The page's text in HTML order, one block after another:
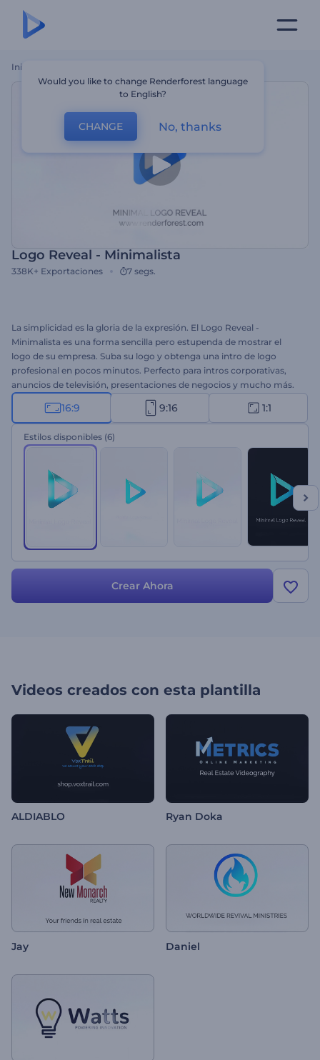
Inicio
Logo Reveal - Minimalista
338K+ Exportaciones 7 segs.
La simplicidad es la gloria de la expresión. El Logo Reveal -
Minimalista es una forma sencilla pero estupenda de mostrar el
logo de su empresa. Suba su logo y obtenga una intro de logo
profesional en pocos minutos. Perfecto para intros corporativas,
anuncios de televisión, presentaciones de negocios y mucho más.
Sienta el poder de la simplicidad y haga que su marca brille con
encanto. ¡Pruebe ahora mismo el Logo Reveal - Minimalista de
forma gratuita!
16:9 9:16 1:1
Estilos disponibles (6)
Crear Ahora
Videos creados con esta plantilla
ALDIABLO Ryan Doka
Jay Daniel
Would you like to change Renderforest language
to English?
CHANGE No, thanks